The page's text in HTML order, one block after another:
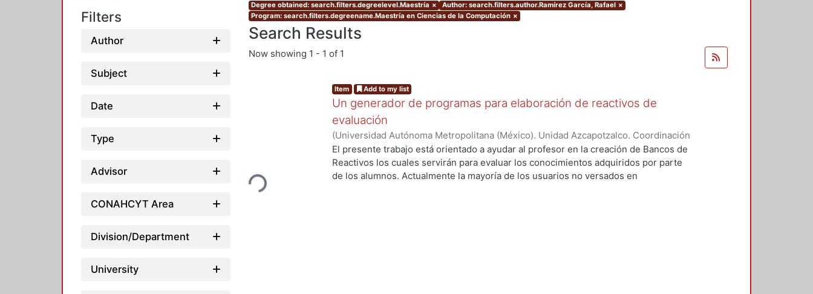
Filters
Author
Subject
Date
Type
Advisor
CONAHCYT Area
Division/Department
University
Degree obtained: search.filters.degreelevel.Maestría × Author: search.filters.author.Ramírez García, Rafael ×
Program: search.filters.degreename.Maestría en Ciencias de la Computación ×
Search Results
Now showing 1 - 1 of 1
Loading...
Item Add to my list
Un generador de programas para elaboración de reactivos de
evaluación
(Universidad Autónoma Metropolitana (México). Unidad Azcapotzalco. Coordinación
de Servicios de Información.,1992 ) Ramírez García, Rafael
El presente trabajo está orientado a ayudar al profesor en la creación de Bancos de
Reactivos los cuales servirán para evaluar los conocimientos adquiridos por parte
de los alumnos. Actualmente la mayoría de los usuarios no versados en